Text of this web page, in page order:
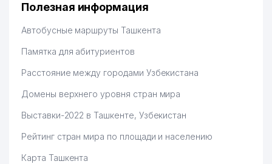
Hamida 03.08.2026 12:45:39
Полезная информация
Автобусные маршруты Ташкента
Памятка для абитуриентов
Расстояние между городами Узбекистана
Домены верхнего уровня стран мира
Выставки-2022 в Ташкенте, Узбекистан
Рейтинг стран мира по площади и населению
Карта Ташкента